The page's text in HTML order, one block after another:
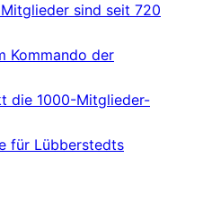
sind seit 720
Kommando der
die 1000-Mitglieder-
für Lübberstedts